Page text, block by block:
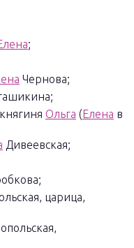
;
Чернова;
Ольга (Елена в
Дивеевская;
царица,